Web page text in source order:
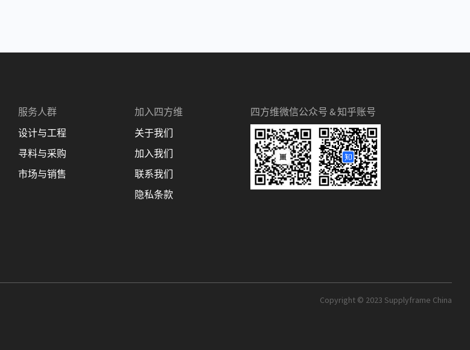
服务人群
设计与工程
寻料与采购
市场与销售
加入四方维
关于我们
加入我们
联系我们
隐私条款
四方维微信公众号 & 知乎账号
Copyright © 2023 Supplyframe China